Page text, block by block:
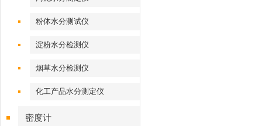
粉体水分测试仪
淀粉水分检测仪
烟草水分检测仪
化工产品水分测定仪
密度计